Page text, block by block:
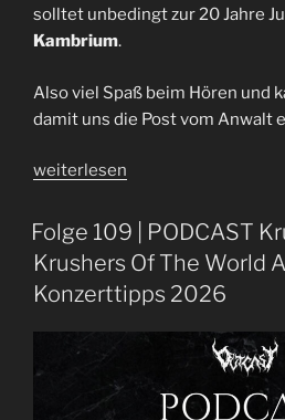
solltet unbedingt zur 20 Jahre
Kambrium.
Also viel Spaß beim Hören und
damit uns die Post vom Anwalt
„Der
Enkeltrick
Folge
111
|
–
Setting
weiterlesen
Folge 109 | PODCAST
Krushers Of The World
Konzerttipps 2026